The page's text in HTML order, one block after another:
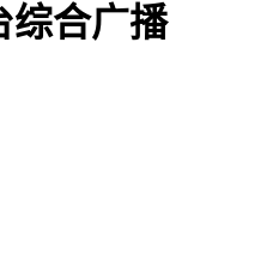
综合广播